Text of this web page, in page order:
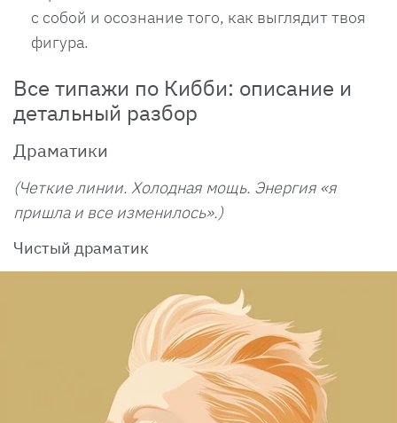
с собой и осознание того, как выглядит твоя
фигура.
Все типажи по Кибби: описание и
детальный разбор
Драматики
(Четкие линии. Холодная мощь. Энергия «я
пришла и все изменилось».)
Чистый драматик